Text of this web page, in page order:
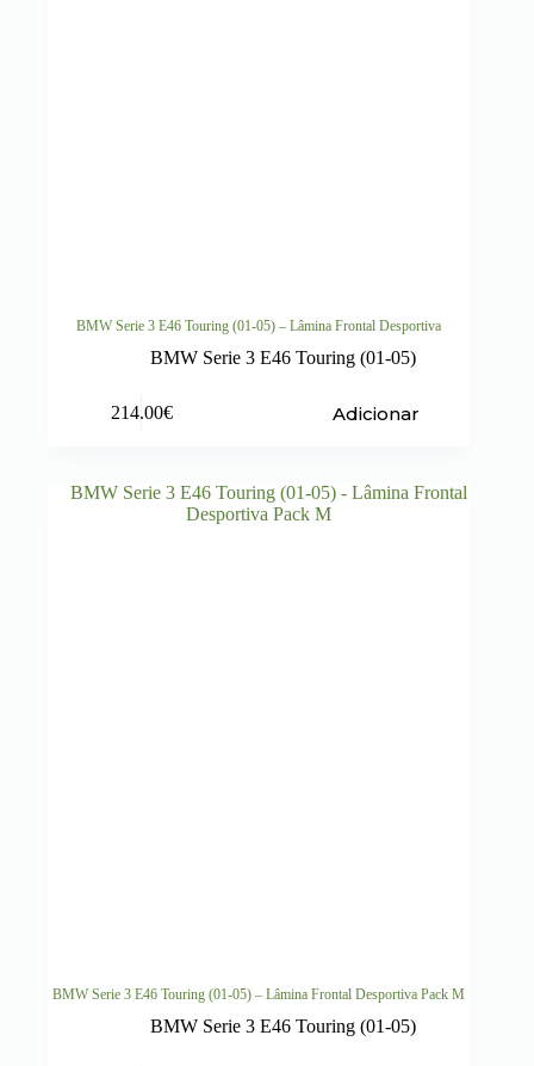
BMW Serie 3 E46 Touring (01-05) – Lâmina Frontal Desportiva
BMW Serie 3 E46 Touring (01-05)
214.00€ Adicionar
BMW Serie 3 E46 Touring (01-05) – Lâmina Frontal Desportiva Pack M
BMW Serie 3 E46 Touring (01-05)